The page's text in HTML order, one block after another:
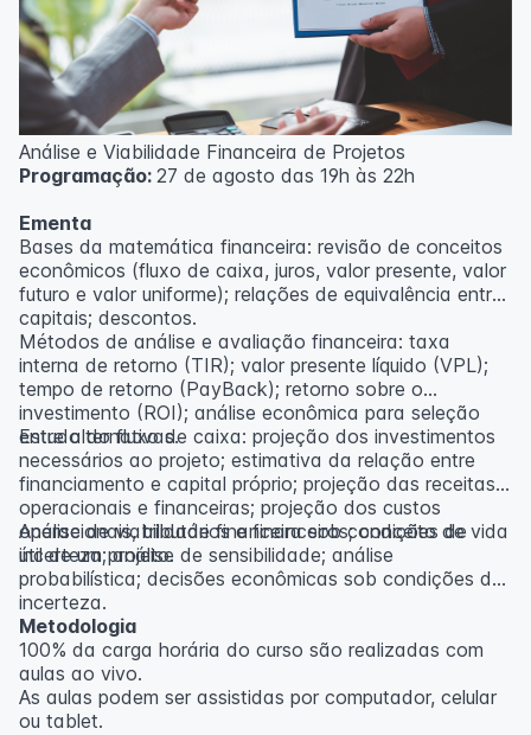
Análise e Viabilidade Financeira de Projetos
Programação: 27 de agosto das 19h às 22h
Ementa
Bases da matemática financeira: revisão de conceitos
econômicos (fluxo de caixa, juros, valor presente, valor
futuro e valor uniforme); relações de equivalência entre
capitais; descontos.
Métodos de análise e avaliação financeira: taxa
interna de retorno (TIR); valor presente líquido (VPL);
tempo de retorno (PayBack); retorno sobre o
investimento (ROI); análise econômica para seleção
entre alternativas.
Estudo do fluxo de caixa: projeção dos investimentos
necessários ao projeto; estimativa da relação entre
financiamento e capital próprio; projeção das receitas
operacionais e financeiras; projeção dos custos
operacionais, tributários e financeiros; conceito de vida
útil de um projeto.
Análise de viabilidade financeira sob condições de
incerteza; análise de sensibilidade; análise
probabilística; decisões econômicas sob condições de
incerteza.
Metodologia
100% da carga horária do curso são realizadas com
aulas ao vivo.
As aulas podem ser assistidas por computador, celular
ou tablet.